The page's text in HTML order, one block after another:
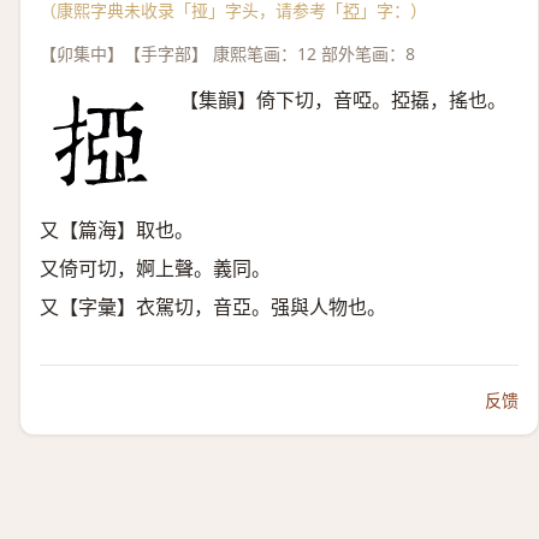
（康熙字典未收录「挜」字头，请参考「掗 」字：）
【卯集中】【手字部】 康熙笔画：12 部外笔画：8
【集韻】倚下切，音啞。掗㩡，搖也。
又【篇海】取也。
又倚可切，婀上聲。義同。
又【字彙】衣駕切，音亞。强與人物也。
反馈